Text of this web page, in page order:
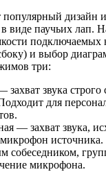
дизайн и
виде паучьих лап.
подключаемых
и выбор
три:
звука строго
для
— захват звука,
источника.
собеседником,
микрофона.